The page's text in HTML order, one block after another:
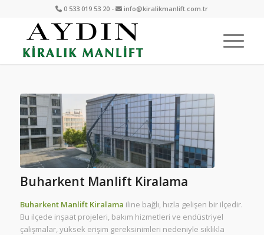
0 533 019 53 20 - info@kiralikmanlift.com.tr
Buharkent Manlift Kiralama
Buharkent Manlift Kiralama iline bağlı, hızla gelişen bir ilçedir.
Bu ilçede inşaat projeleri, bakım hizmetleri ve endüstriyel
çalışmalar, yüksek erişim gereksinimleri nedeniyle sıklıkla